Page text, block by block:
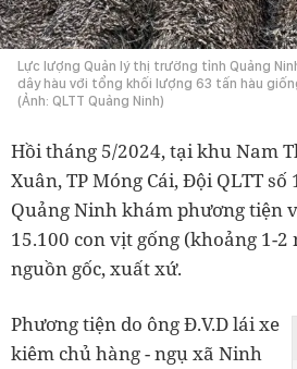
Lực lượng Quản lý thị trường tỉnh Quảng
dây hàu với tổng khối lượng 63 tấn hàu
(Ảnh: QLTT Quảng Ninh)
Hồi tháng 5/2024, tại khu Nam
Xuân, TP Móng Cái, Đội QLTT số
Quảng Ninh khám phương tiện
15.100 con vịt gống (khoảng 1-
nguồn gốc, xuất xứ.
Phương tiện do ông Đ.V.D lái xe
kiêm chủ hàng - ngụ xã Ninh